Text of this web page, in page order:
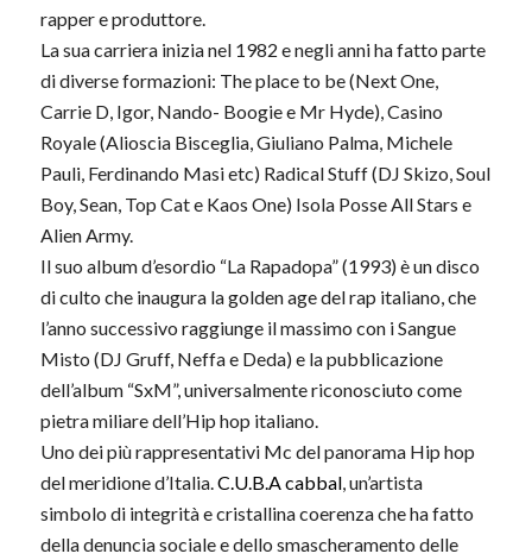
rapper e produttore.
La sua carriera inizia nel 1982 e negli anni ha fatto parte
di diverse formazioni: The place to be (Next One,
Carrie D, Igor, Nando- Boogie e Mr Hyde), Casino
Royale (Alioscia Bisceglia, Giuliano Palma, Michele
Pauli, Ferdinando Masi etc) Radical Stuff (DJ Skizo, Soul
Boy, Sean, Top Cat e Kaos One) Isola Posse All Stars e
Alien Army.
Il suo album d’esordio “La Rapadopa” (1993) è un disco
di culto che inaugura la golden age del rap italiano, che
l’anno successivo raggiunge il massimo con i Sangue
Misto (DJ Gruff, Neffa e Deda) e la pubblicazione
dell’album “SxM”, universalmente riconosciuto come
pietra miliare dell’Hip hop italiano.
Uno dei più rappresentativi Mc del panorama Hip hop
del meridione d’Italia. C.U.B.A cabbal, un’artista
simbolo di integrità e cristallina coerenza che ha fatto
della denuncia sociale e dello smascheramento delle